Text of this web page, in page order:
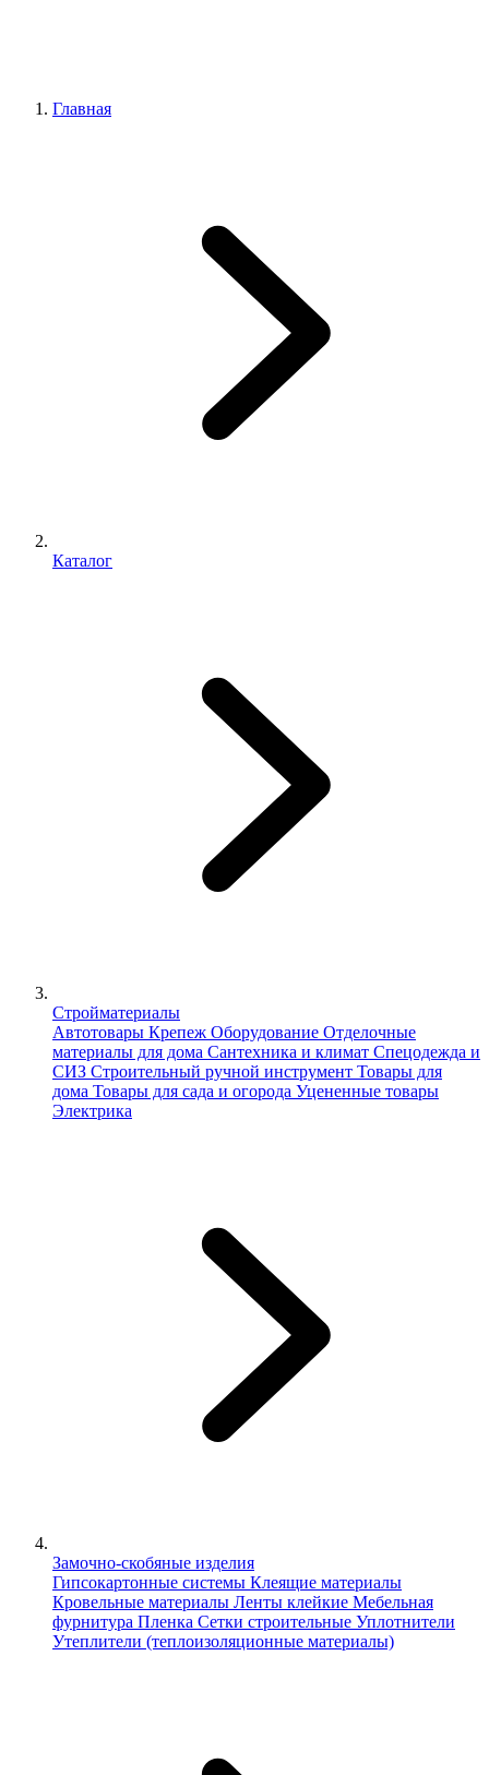
Главная
Каталог
Стройматериалы
Автотовары Крепеж Оборудование Отделочные
материалы для дома Сантехника и климат Спецодежда и
СИЗ Строительный ручной инструмент Товары для
дома Товары для сада и огорода Уцененные товары
Электрика
Замочно-скобяные изделия
Гипсокартонные системы Клеящие материалы
Кровельные материалы Ленты клейкие Мебельная
фурнитура Пленка Сетки строительные Уплотнители
Утеплители (теплоизоляционные материалы)